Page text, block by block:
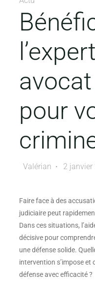
pour
Valérian 2 janvier
Faire face à des
judiciaire peut
Dans ces situations,
décisive pour
une défense solide.
intervention s’impose
défense avec efficacité ?